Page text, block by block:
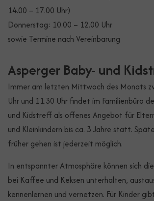
14.00 – 17.00 Uhr)
Donnerstag: 10.00 – 12.00 Uhr
sowie Termine nach Vereinbarung
Asperger Baby- und
Immer am letzten Mittwoch des Monats
Uhr und 11.30 Uhr findet im Familienbüro
und Kidstreff als offenes Angebot für
und Kleinkindern bis ca. 3 Jahre statt.
früher gehen ist jederzeit möglich.
In entspannter Atmosphäre können sich
bei Kaffee und Keksen unterhalten,
kennenlernen und vernetzen. Für Kinder